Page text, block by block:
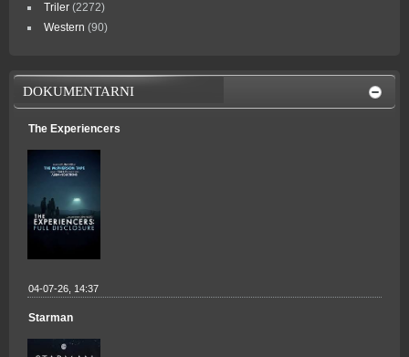
Triler (2272)
Western (90)
DOKUMENTARNI
The Experiencers
04-07-26, 14:37
Starman